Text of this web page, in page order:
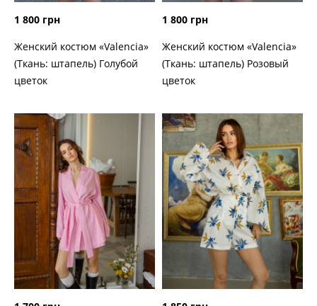
1 800 грн
Женский костюм «Valencia»
(Ткань: штапель) Голубой
цветок
1 800 грн
Женский костюм «Valencia»
(Ткань: штапель) Розовый
цветок